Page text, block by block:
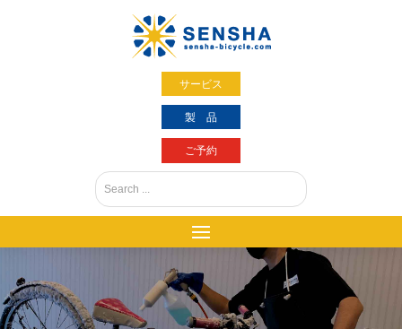
サービス
製 品
ご予約